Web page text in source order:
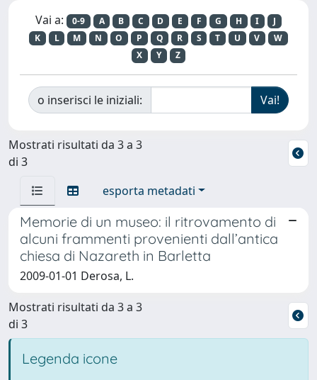
Vai a: 0-9 A B C D E F G H I
J
K
L M N O P Q R S T U V
W
X
Y Z
o inserisci le iniziali:
Mostrati risultati da 3 a 3
di 3
esporta metadati
Memorie di un museo: il ritrovamento di
alcuni frammenti provenienti dall’antica
chiesa di Nazareth in Barletta
2009-01-01 Derosa, L.
Mostrati risultati da 3 a 3
di 3
Legenda icone